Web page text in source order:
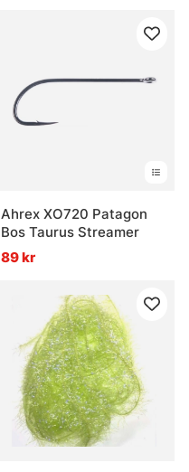
Ahrex XO720 Patagon
Bos Taurus Streamer
89 kr